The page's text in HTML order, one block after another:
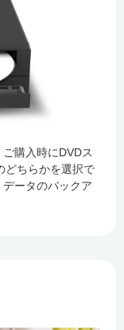
購入時にDVDス
どちらかを選択で
ータのバックア